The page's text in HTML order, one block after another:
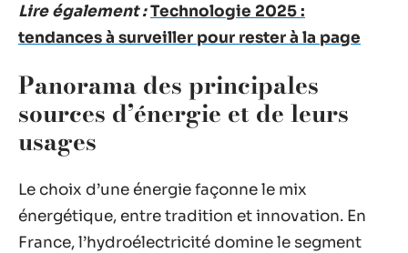
Lire également :Technologie 2025 :
tendances à surveiller pour rester à la page
Panorama des principales
sources d’énergie et de leurs
usages
Le choix d’une énergie façonne le mix
énergétique, entre tradition et innovation. En
France, l’hydroélectricité domine le segment